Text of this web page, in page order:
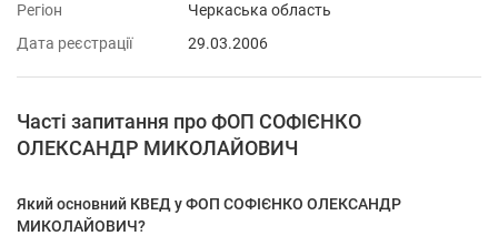
Регіон
Черкаська область
Дата реєстрації
29.03.2006
Часті запитання про ФОП СОФІЄНКО
ОЛЕКСАНДР МИКОЛАЙОВИЧ
Який основний КВЕД у ФОП СОФІЄНКО ОЛЕКСАНДР
МИКОЛАЙОВИЧ?